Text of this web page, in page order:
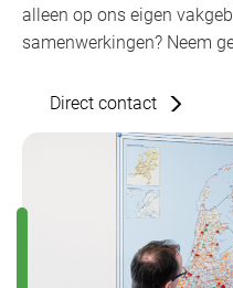
alleen op ons eigen
samenwerkingen? Neem
Direct contact